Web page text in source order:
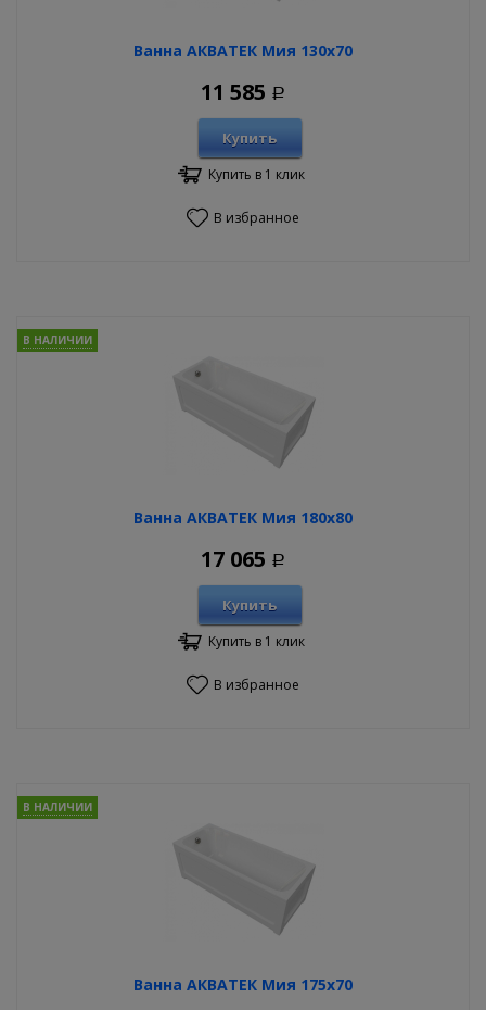
Ванна АКВАТЕК Мия 130х70
11 585 Р
Купить
Купить в 1 клик
В избранное
Ванна АКВАТЕК Мия 180х80
В НАЛИЧИИ
17 065 Р
Купить
Купить в 1 клик
В избранное
Ванна АКВАТЕК Мия 175х70
В НАЛИЧИИ